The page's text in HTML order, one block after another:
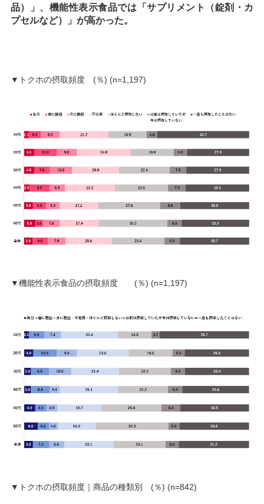
品）」、機能性表示食品では「サプリメント（錠剤・カ
プセルなど）」が高かった。
▼トクホの摂取頻度 (％) (n=1,197)
▼機能性表示食品の摂取頻度 (％) (n=1,197)
▼トクホの摂取頻度｜商品の種類別 (％) (n=842)